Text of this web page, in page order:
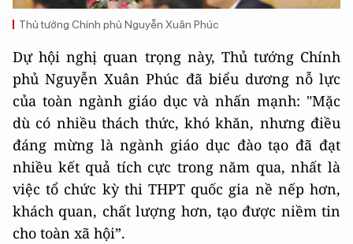
Thủ tướng Chính phủ Nguyễn Xuân Phúc
Dự hội nghị quan trọng này, Thủ tướng Chính
phủ Nguyễn Xuân Phúc đã biểu dương nỗ lực
của toàn ngành giáo dục và nhấn mạnh: "Mặc
dù có nhiều thách thức, khó khăn, nhưng điều
đáng mừng là ngành giáo dục đào tạo đã đạt
nhiều kết quả tích cực trong năm qua, nhất là
việc tổ chức kỳ thi THPT quốc gia nề nếp hơn,
khách quan, chất lượng hơn, tạo được niềm tin
cho toàn xã hội”.